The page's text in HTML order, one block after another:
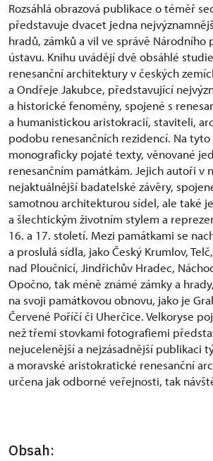
Rozsáhlá obrazová publikace o téměř
představuje dvacet jedna
hradů, zámků a vil ve správě Národního
ústavu. Knihu uvádějí dvě obsáhlé
renesanční architektury v českých
a Ondřeje Jakubce, představující
a historické fenomény, spojené s
a humanistickou aristokracií, staviteli,
podobu renesančních rezidencí. Na
monograficky pojaté texty, věnované
renesančním památkám. Jejich autoři v
nejaktuálnější badatelské závěry,
samotnou architekturou sídel, ale také
a šlechtickým životním stylem a
16. a 17. století. Mezi památkami se
a proslulá sídla, jako Český Krumlov,
nad Ploučnicí, Jindřichův Hradec,
Opočno, tak méně známé zámky a
na svoji památkovou obnovu, jako je
Červené Poříčí či Uherčice. Velkoryse
než třemi stovkami fotografiemi
nejucelenější a nejzásadnější publikaci
a moravské aristokratické renesanční
určena jak odborné veřejnosti, tak
Obsah: